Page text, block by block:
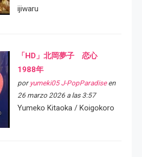
ijiwaru
「HD」北岡夢子 恋心
1988年
por yumeki05 J-PopParadiseen
26 marzo 2026 a las 3:57
Yumeko Kitaoka / Koigokoro